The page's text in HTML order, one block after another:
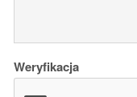
Weryfikacja